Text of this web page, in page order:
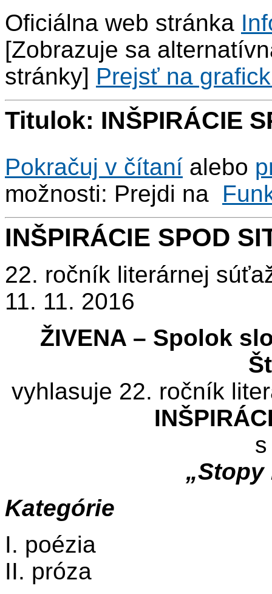
Oficiálna web stránka
[Zobrazuje sa
stránky] Prejsť na
Titulok: INŠPIRÁCIE
Pokračuj v čítaní alebo
možnosti: Prejdi na
INŠPIRÁCIE SPOD
22. ročník literárnej
11. 11. 2016
ŽIVENA – Spolok
vyhlasuje 22. ročník
Kategórie
I. poézia
II. próza